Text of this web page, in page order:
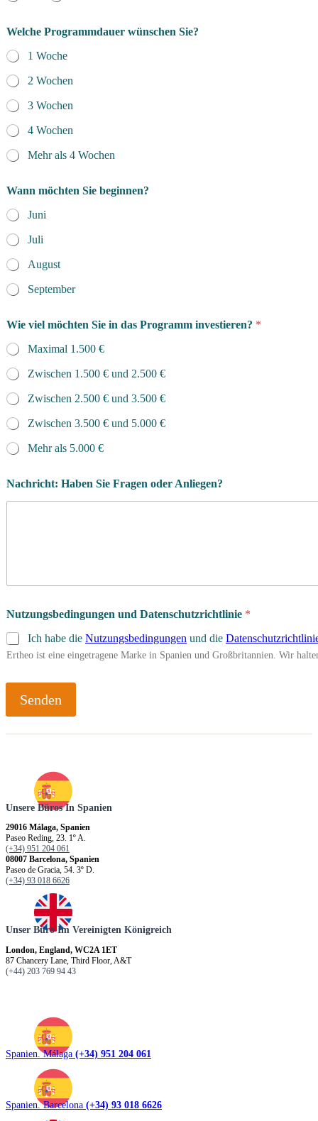
Welche Programmdauer wünschen Sie?
1 Woche
2 Wochen
3 Wochen
4 Wochen
Mehr als 4 Wochen
Wann möchten Sie beginnen?
Juni
Juli
August
September
Wie viel möchten Sie in das Programm investieren? *
Maximal 1.500 €
Zwischen 1.500 € und 2.500 €
Zwischen 2.500 € und 3.500 €
Zwischen 3.500 € und 5.000 €
Mehr als 5.000 €
Nachricht: Haben Sie Fragen oder Anliegen?
Nutzungsbedingungen und Datenschutzrichtlinie *
Ich habe die Nutzungsbedingungen und die
Ertheo ist eine eingetragene Marke in Spanien und Großbritannien. Wir
Senden
Unsere Büros In Spanien
29016 Málaga, Spanien
Paseo Reding, 23. 1º A.
(+34) 951 204 061
08007 Barcelona, Spanien
Paseo de Gracia, 54. 3º D.
(+34) 93 018 6626
Unser Büro Im Vereinigten Königreich
London, England, WC2A 1ET
87 Chancery Lane, Third Floor, A&T
(+44) 203 769 94 43
Spanien. Málaga (+34) 951 204 061
Spanien. Barcelona (+34) 93 018 6626